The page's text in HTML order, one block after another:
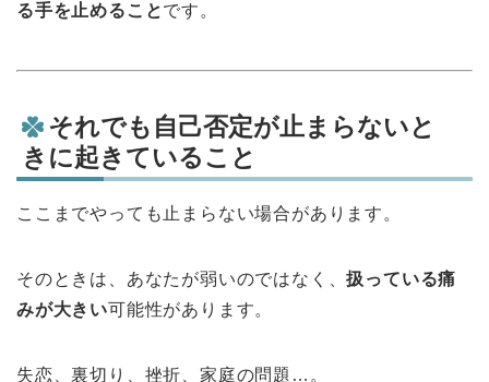
る手を止めることです。
それでも自己否定が止まらないと
きに起きていること
ここまでやっても止まらない場合があります。
そのときは、あなたが弱いのではなく、扱っている痛
みが大きい可能性があります。
失恋、裏切り、挫折、家庭の問題…。